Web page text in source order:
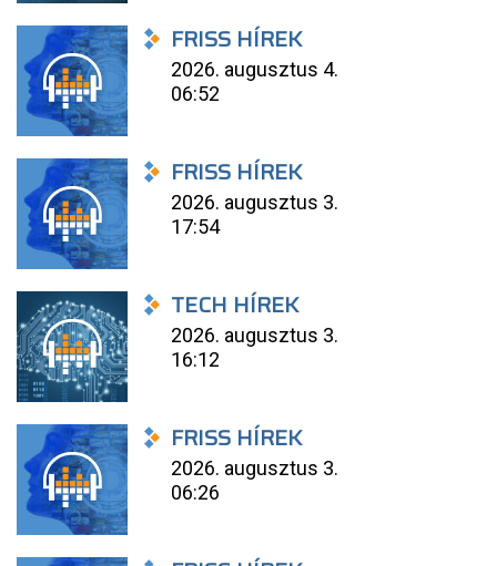
FRISS HÍREK
2026. augusztus 4.
06:52
FRISS HÍREK
2026. augusztus 3.
17:54
TECH HÍREK
2026. augusztus 3.
16:12
FRISS HÍREK
2026. augusztus 3.
06:26